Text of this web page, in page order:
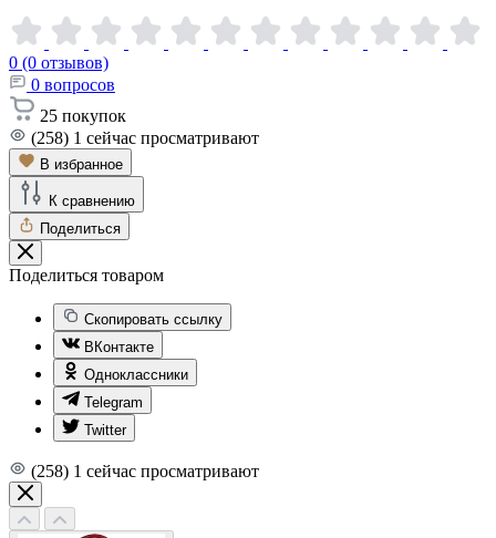
0 (0 отзывов)
0 вопросов
25 покупок
(258) 1 сейчас просматривают
В избранное
К сравнению
Поделиться
Поделиться товаром
Скопировать ссылку
ВКонтакте
Одноклассники
Telegram
Twitter
(258) 1 сейчас просматривают